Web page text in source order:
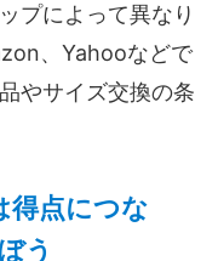
プによって異なり
、Yahooなどで
やサイズ交換の条
得点につな
う